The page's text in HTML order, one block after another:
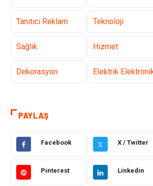
Tanıtıcı Reklam Teknoloji
Sağlık Hizmet
Dekorasyon Elektrik
Taşımacılık
PAYLAŞ
Facebook X X / Twitter
Pinterest Linkedin